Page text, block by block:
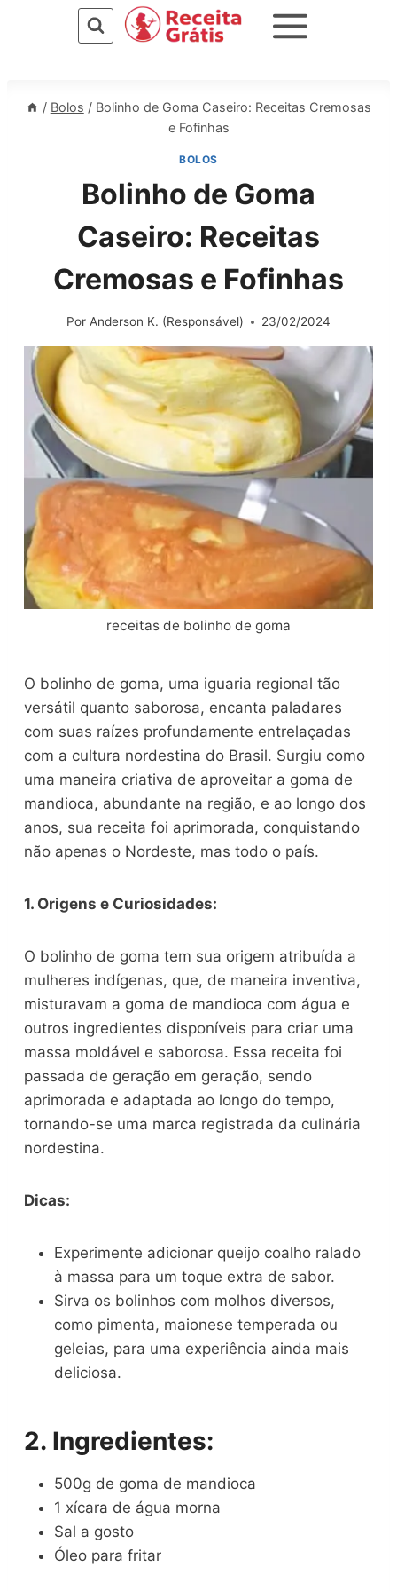
/ Bolos / Bolinho de Goma Caseiro: Receitas Cremosas
e Fofinhas
BOLOS
Bolinho de Goma
Caseiro: Receitas
Cremosas e Fofinhas
Por Anderson K. (Responsável) 23/02/2024
receitas de bolinho de goma
O bolinho de goma, uma iguaria regional tão
versátil quanto saborosa, encanta paladares
com suas raízes profundamente entrelaçadas
com a cultura nordestina do Brasil. Surgiu como
uma maneira criativa de aproveitar a goma de
mandioca, abundante na região, e ao longo dos
anos, sua receita foi aprimorada, conquistando
não apenas o Nordeste, mas todo o país.
1. Origens e Curiosidades:
O bolinho de goma tem sua origem atribuída a
mulheres indígenas, que, de maneira inventiva,
misturavam a goma de mandioca com água e
outros ingredientes disponíveis para criar uma
massa moldável e saborosa. Essa receita foi
passada de geração em geração, sendo
aprimorada e adaptada ao longo do tempo,
tornando-se uma marca registrada da culinária
nordestina.
Dicas:
Experimente adicionar queijo coalho ralado
à massa para um toque extra de sabor.
Sirva os bolinhos com molhos diversos,
como pimenta, maionese temperada ou
geleias, para uma experiência ainda mais
deliciosa.
2. Ingredientes:
500g de goma de mandioca
1 xícara de água morna
Sal a gosto
Óleo para fritar